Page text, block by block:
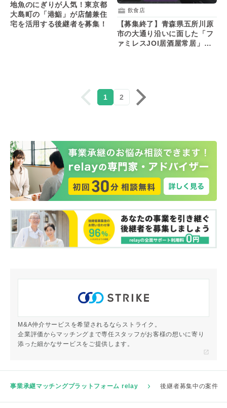
地魚のにぎりが人気！東京都
大島町の「港鮨」が店舗兼住
宅を活用する後継者を募集！
飲食店
【募集終了】青森県五所川原
市の大通り沿いに面した「フ
ァミレスJOI居酒屋常居」が
1 2
M&A仲介サービスを希望されるならストライク。
企業評価からマッチングまで専任スタッフがお客様の想いに寄り
添った細かなサービスをご提供します。
事業承継マッチングプラットフォーム relay 後継者募集中の案件